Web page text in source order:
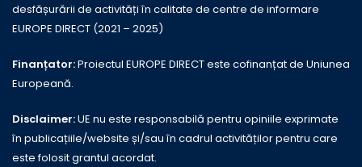
desfășurării de activități în calitate de centre de informare
EUROPE DIRECT (2021 – 2025)
Finanțator:Proiectul EUROPE DIRECT este cofinanțat de Uniunea
Europeană.
Disclaimer:UE nu este responsabilă pentru opiniile exprimate
în publicațiile/website și/sau în cadrul activităților pentru care
este folosit grantul acordat.